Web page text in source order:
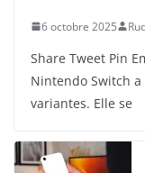
6 octobre 2025
Share Tweet Pin
Nintendo Switch
variantes. Elle se